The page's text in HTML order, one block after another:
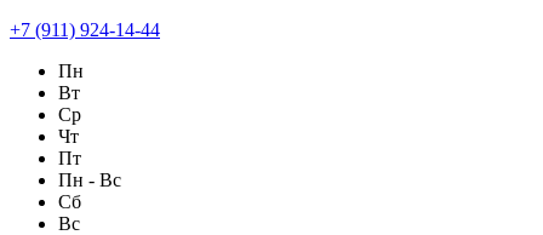
+7 (911) 924-14-44
Пн
Вт
Ср
Чт
Пт
Пн - Вс
Сб
Вс